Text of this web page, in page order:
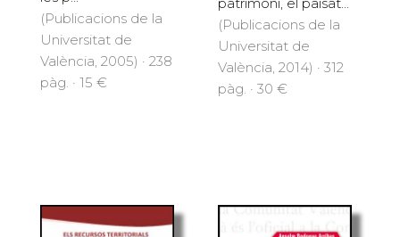
(Publicacions de la
Universitat de
València, 2005) · 238
pàg. · 15 €
(Publicacions de la
Universitat de
València, 2014) · 312
pàg. · 30 €